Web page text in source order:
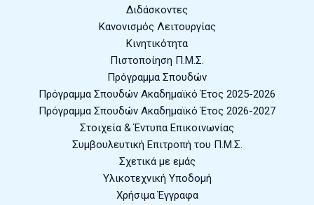
Διδάσκοντες
Κανονισμός Λειτουργίας
Κινητικότητα
Πιστοποίηση Π.Μ.Σ.
Πρόγραμμα Σπουδών
Πρόγραμμα Σπουδών Ακαδημαϊκό Έτος 2025-2026
Πρόγραμμα Σπουδών Ακαδημαϊκό Έτος 2026-2027
Στοιχεία & Έντυπα Επικοινωνίας
Συμβουλευτική Επιτροπή του Π.Μ.Σ.
Σχετικά με εμάς
Υλικοτεχνική Υποδομή
Χρήσιμα Έγγραφα